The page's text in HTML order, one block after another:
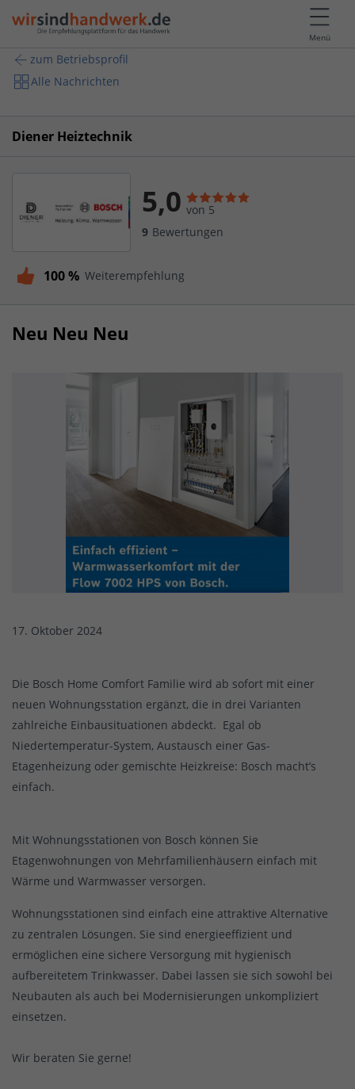
Menü
zum Betriebsprofil
Alle Nachrichten
Diener Heiztechnik
5,0 von 5
9 Bewertungen
100 % Weiterempfehlung
Neu Neu Neu
17. Oktober 2024
Die Bosch Home Comfort Familie wird ab sofort mit einer
neuen Wohnungsstation ergänzt, die in drei Varianten
zahlreiche Einbausituationen abdeckt. Egal ob
Niedertemperatur-System, Austausch einer Gas-
Etagenheizung oder gemischte Heizkreise: Bosch macht’s
einfach.
Mit Wohnungsstationen von Bosch können Sie
Etagenwohnungen von Mehrfamilienhäusern einfach mit
Wärme und Warmwasser versorgen.
Wohnungsstationen sind einfach eine attraktive Alternative
zu zentralen Lösungen. Sie sind energieeffizient und
ermöglichen eine sichere Versorgung mit hygienisch
aufbereitetem Trinkwasser. Dabei lassen sie sich sowohl bei
Neubauten als auch bei Modernisierungen unkompliziert
einsetzen.
Wir beraten Sie gerne!